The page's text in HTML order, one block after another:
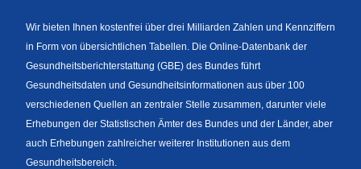
News
Wir bieten Ihnen kostenfrei über drei Milliarden Zahlen und Kennziffern
in Form von übersichtlichen Tabellen. Die Online-Datenbank der
Gesundheitsberichterstattung (GBE) des Bundes führt
Gesundheitsdaten und Gesundheitsinformationen aus über 100
verschiedenen Quellen an zentraler Stelle zusammen, darunter viele
Erhebungen der Statistischen Ämter des Bundes und der Länder, aber
auch Erhebungen zahlreicher weiterer Institutionen aus dem
Gesundheitsbereich.